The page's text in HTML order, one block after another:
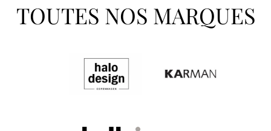
TOUTES NOS MARQUES